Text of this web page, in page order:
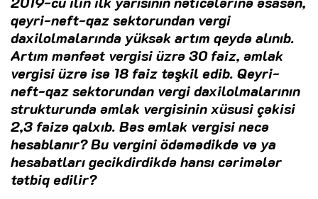
qeyri-neft-qaz sektorundan vergi
daxilolmalarında yüksək artım qeydə alınıb.
Artım mənfəət vergisi üzrə 30 faiz, əmlak
vergisi üzrə isə 18 faiz təşkil edib. Qeyri-
neft-qaz sektorundan vergi daxilolmalarının
strukturunda əmlak vergisinin xüsusi çəkisi
2,3 faizə qalxıb. Bəs əmlak vergisi necə
hesablanır? Bu vergini ödəmədikdə və ya
hesabatları gecikdirdikdə hansı cərimələr
tətbiq edilir?